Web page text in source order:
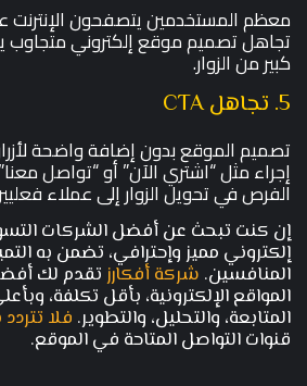
معظم المستخدمين يتصفحون الإنترنت
تجاهل تصميم موقع إلكتروني متجاوب
كبير من الزوار.
5. تجاهل CTA
تصميم الموقع بدون إضافة واضحة
إجراء مثل “اشتري الآن” أو “تواصل
الفرص في تحويل الزوار إلى عملاء
إن كنت تبحث عن أفضل الشركات
إلكتروني مميز وإحترافي، تضمن به
المنافسين. شركة أفكارز تقدم لك
المواقع الإلكترونية، بأقل تكلفة،
المتابعة، والتحليل، والتطوير. فلا
قنوات التواصل المتاحة في الموقع.